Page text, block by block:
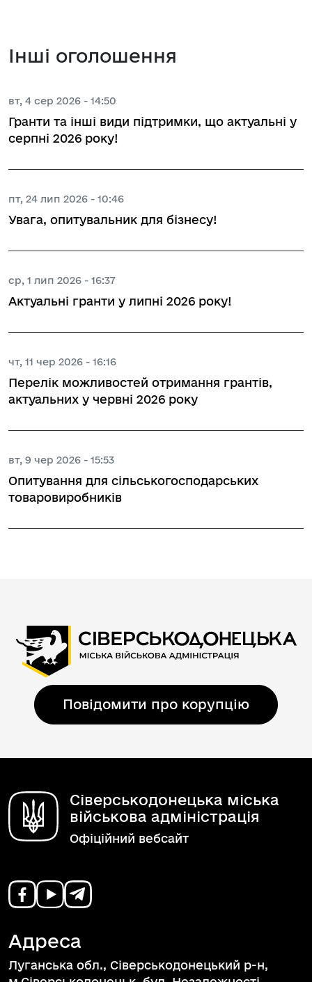
Інші оголошення
вт, 4 сер 2026 - 14:50
Гранти та інші види підтримки, що актуальні у
серпні 2026 року!
пт, 24 лип 2026 - 10:46
Увага, опитувальник для бізнесу!
ср, 1 лип 2026 - 16:37
Актуальні гранти у липні 2026 року!
чт, 11 чер 2026 - 16:16
Перелік можливостей отримання грантів,
актуальних у червні 2026 року
вт, 9 чер 2026 - 15:53
Опитування для сільськогосподарських
товаровиробників
Повідомити про корупцію
Сіверськодонецька міська
військова адміністрація
Офіційний вебсайт
Адреса
Луганська обл., Сіверськодонецький р-н,